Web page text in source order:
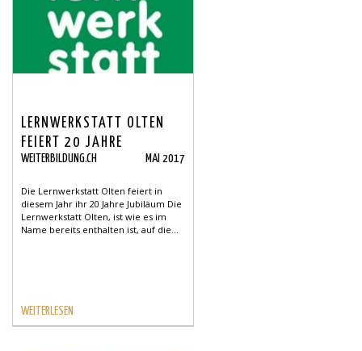
LERNWERKSTATT OLTEN
FEIERT 20 JAHRE
WEITERBILDUNG.CH MAI 2017
Die Lernwerkstatt Olten feiert in
diesem Jahr ihr 20 Jahre Jubiläum Die
Lernwerkstatt Olten, ist wie es im
Name bereits enthalten ist, auf die...
WEITERLESEN